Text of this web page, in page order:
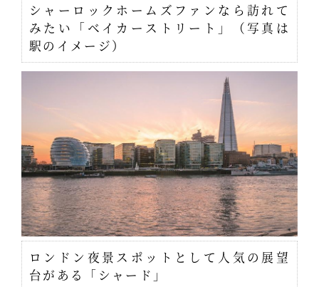
シャーロックホームズファンなら訪れて
みたい「ベイカーストリート」（写真は
駅のイメージ）
ロンドン夜景スポットとして人気の展望
台がある「シャード」